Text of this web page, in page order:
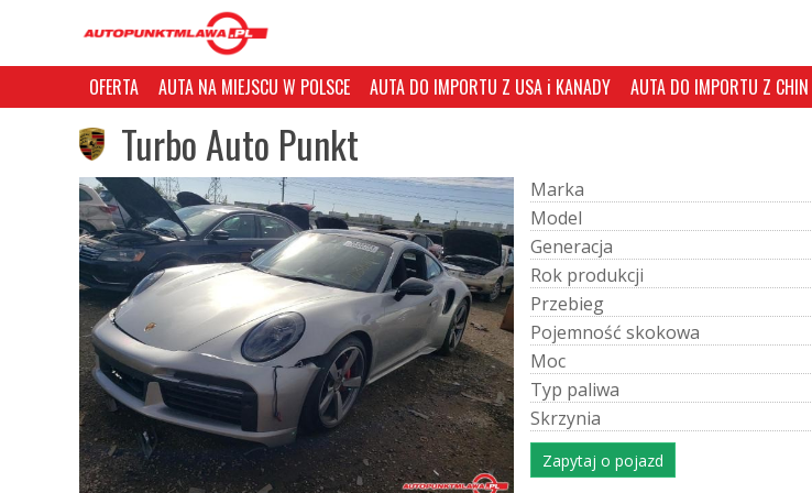
OFERTA AUTA NA MIEJSCU W POLSCE AUTA DO IMPORTU Z USA i KANADY AUTA DO IMPORTU Z CHIN
Turbo Auto Punkt
Marka
Model
Generacja
Rok produkcji
Przebieg
Pojemność skokowa
Moc
Typ paliwa
Skrzynia
Zapytaj o pojazd